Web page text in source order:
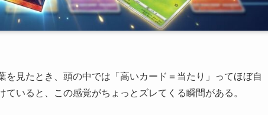
を見たとき、頭の中では「高いカード＝当たり」ってほぼ自
いると、この感覚がちょっとズレてくる瞬間がある。